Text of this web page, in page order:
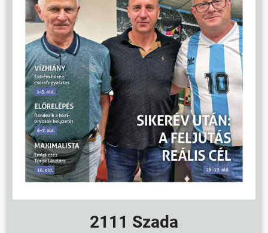
2111 Szada